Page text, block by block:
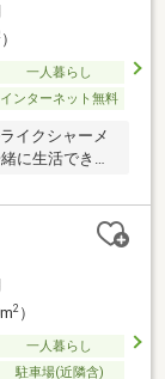
）
一人暮らし
インターネット無料
イクシャーメ
に生活できま
2）
一人暮らし
駐車場(近隣含)